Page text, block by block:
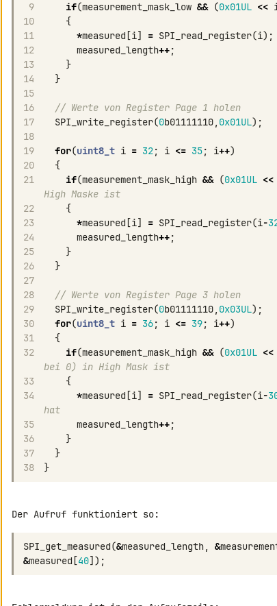
9
if(measurement_mask_low && (0x01UL <<
10
{
11
*measured [i] = SPI_read_register(i);
12
measured_length++;
13
}
14
}
15
16
// Werte von Register Page 1 holen
17
SPI_write_register(0b01111110, 0x01UL);
18
19
for(uint8_t i = 32; i <= 35; i++)
20
{
21
if(measurement_mask_high && (0x01UL <<
High Maske ist
22
{
23
*measured [i] = SPI_read_register(i-
24
measured_length++;
25
}
26
}
27
28
// Werte von Register Page 3 holen
29
SPI_write_register(0b01111110, 0x03UL);
30
for(uint8_t i = 36; i <= 39; i++)
31
{
32
if(measurement_mask_high && (0x01UL <<
bei 0) in High Mask ist
33
{
34
*measured [i] = SPI_read_register(i-
hat
35
measured_length++;
36
}
37
}
38
}
SPI_get_measured(&measured_length, &
&measured [40]);